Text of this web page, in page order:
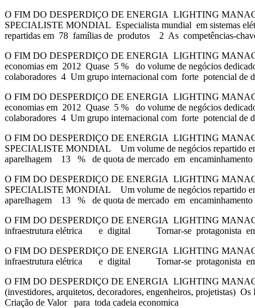
O FIM DO DESPERDIÇO DE ENERGIA LIGHTING
SPECIALISTE MONDIAL Especialista mundial em sistemas
repartidas em 78 famílias de produtos 2 As competências-
O FIM DO DESPERDIÇO DE ENERGIA LIGHTING
economias em 2012 Quase 5 % do volume de negócios
colaboradores 4 Um grupo internacional com forte potencial de
O FIM DO DESPERDIÇO DE ENERGIA LIGHTING
economias em 2012 Quase 5 % do volume de negócios
colaboradores 4 Um grupo internacional com forte potencial de
O FIM DO DESPERDIÇO DE ENERGIA LIGHTING
SPECIALISTE MONDIAL Um volume de negócios
aparelhagem 13 % de quota de mercado em
O FIM DO DESPERDIÇO DE ENERGIA LIGHTING
SPECIALISTE MONDIAL Um volume de negócios
aparelhagem 13 % de quota de mercado em
O FIM DO DESPERDIÇO DE ENERGIA LIGHTING
infraestrutura elétrica e digital Tornar-se protagonista
O FIM DO DESPERDIÇO DE ENERGIA LIGHTING
infraestrutura elétrica e digital Tornar-se protagonista
O FIM DO DESPERDIÇO DE ENERGIA LIGHTING
(investidores, arquitetos, decoradores, engenheiros, projetistas)
Criação de Valor para toda cadeia economica